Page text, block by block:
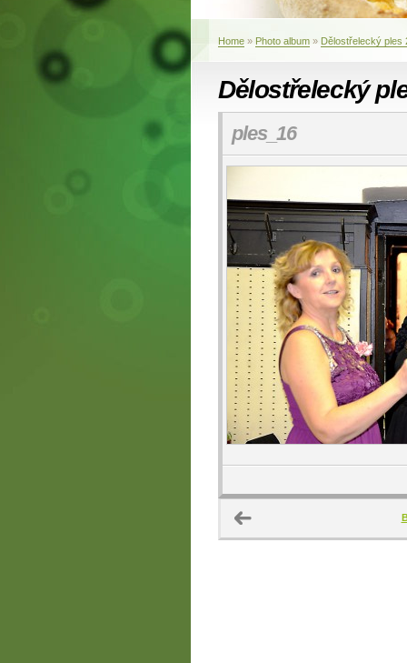
Home » Photo album » Dělostřelecký ples
Dělostřelecký
ples_16